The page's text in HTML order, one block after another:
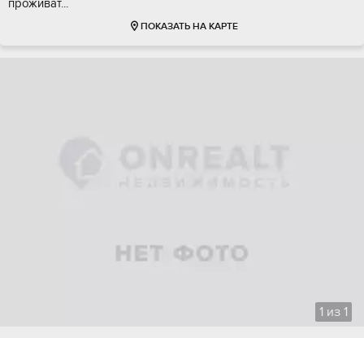
проживат...
ПОКАЗАТЬ НА КАРТЕ
1 из 1